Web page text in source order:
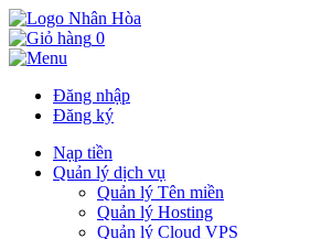
0
Đăng nhập
Đăng ký
Nạp tiền
Quản lý dịch vụ
Quản lý Tên miền
Quản lý Hosting
Quản lý Cloud VPS